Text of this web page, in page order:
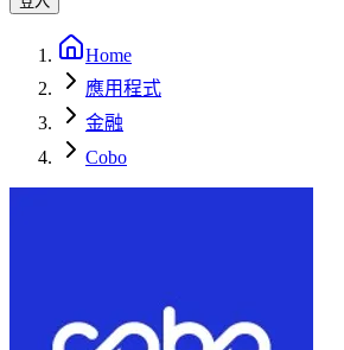
Home
應用程式
金融
Cobo